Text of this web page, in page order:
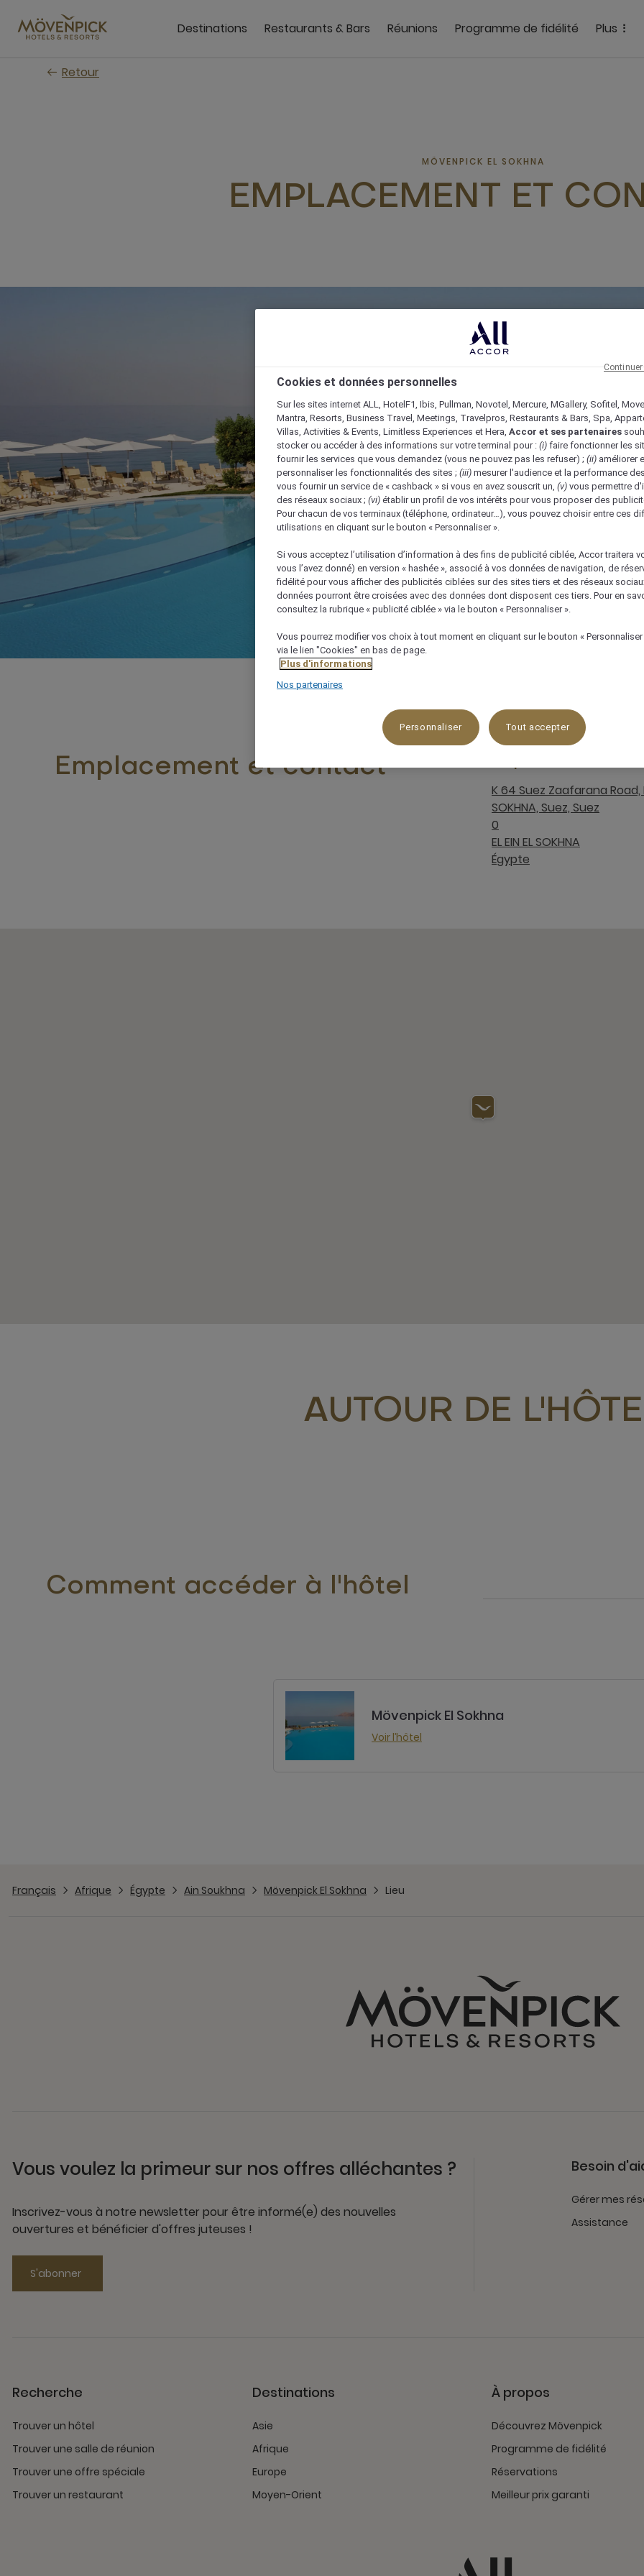
contenu
Destinations Restaurants & Bars Réunions Programme de fidélité Plus
Retour
MÖVENPICK EL SOKHNA
EMPLACEMENT ET
Emplacement et contact
K 64 Suez Zaafarana Road,
SOKHNA, Suez, Suez
0
EL EIN EL SOKHNA
Égypte
AUTOUR DE
Comment accéder à l'hôtel
Mövenpick El Sokhna
Voir l’hôtel
Français Afrique Égypte Ain Soukhna Mövenpick El Sokhna Lieu
Vous voulez la primeur sur nos offres alléchantes ?
Inscrivez-vous à notre newsletter pour être informé(e) des nouvelles
ouvertures et bénéficier d'offres juteuses !
S'abonner
Besoin
Gérer mes
Assistance
Recherche
Trouver un hôtel
Trouver une salle de réunion
Trouver une offre spéciale
Trouver un restaurant
Destinations
Asie
Afrique
Europe
Moyen-Orient
À propos
Découvrez Mövenpick
Programme de fidélité
Réservations
Meilleur prix garanti
Cookies et données personnelles
Sur les sites internet ALL, HotelF1, Ibis, Pullman, Novotel, Mercure, MGallery, Sofitel,
Mantra, Resorts, Business Travel, Meetings, Travelpros, Restaurants & Bars, Spa,
Villas, Activities & Events, Limitless Experiences et Hera, Accor et ses partenaires
stocker ou accéder à des informations sur votre terminal pour : (i) faire fonctionner les
fournir les services que vous demandez (vous ne pouvez pas les refuser) ; (ii) améliorer
personnaliser les fonctionnalités des sites ; (iii) mesurer l'audience et la performance
vous fournir un service de « cashback » si vous en avez souscrit un, (v) vous permettre
des réseaux sociaux ; (vi) établir un profil de vos intérêts pour vous proposer des
Pour chacun de vos terminaux (téléphone, ordinateur…), vous pouvez choisir entre ces
utilisations en cliquant sur le bouton « Personnaliser ».
Si vous acceptez l’utilisation d’information à des fins de publicité ciblée, Accor traitera
vous l’avez donné) en version « hashée », associé à vos données de navigation, de
fidélité pour vous afficher des publicités ciblées sur des sites tiers et des réseaux
données pourront être croisées avec des données dont disposent ces tiers. Pour en
consultez la rubrique « publicité ciblée » via le bouton « Personnaliser ».
Vous pourrez modifier vos choix à tout moment en cliquant sur le bouton «
via le lien "Cookies" en bas de page.
Plus d'informations
Nos partenaires
Personnaliser Tout accepter